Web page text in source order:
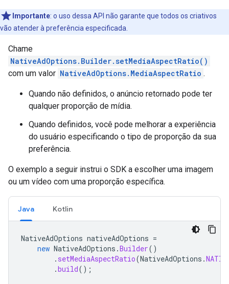
Importante: o uso dessa API não garante que todos os criativos
vão atender à preferência especificada.
Chame
NativeAdOptions.Builder.setMediaAspectRatio()
com um valor NativeAdOptions.MediaAspectRatio .
Quando não definidos, o anúncio retornado pode ter
qualquer proporção de mídia.
Quando definidos, você pode melhorar a experiência
do usuário especificando o tipo de proporção da sua
preferência.
O exemplo a seguir instrui o SDK a escolher uma imagem
ou um vídeo com uma proporção específica.
Java Kotlin
NativeAdOptions nativeAdOptions =
new NativeAdOptions .Builder()
. setMediaAspectRatio(NativeAdOptions .
.build();